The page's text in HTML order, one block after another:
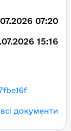
07:20
15:16
документи